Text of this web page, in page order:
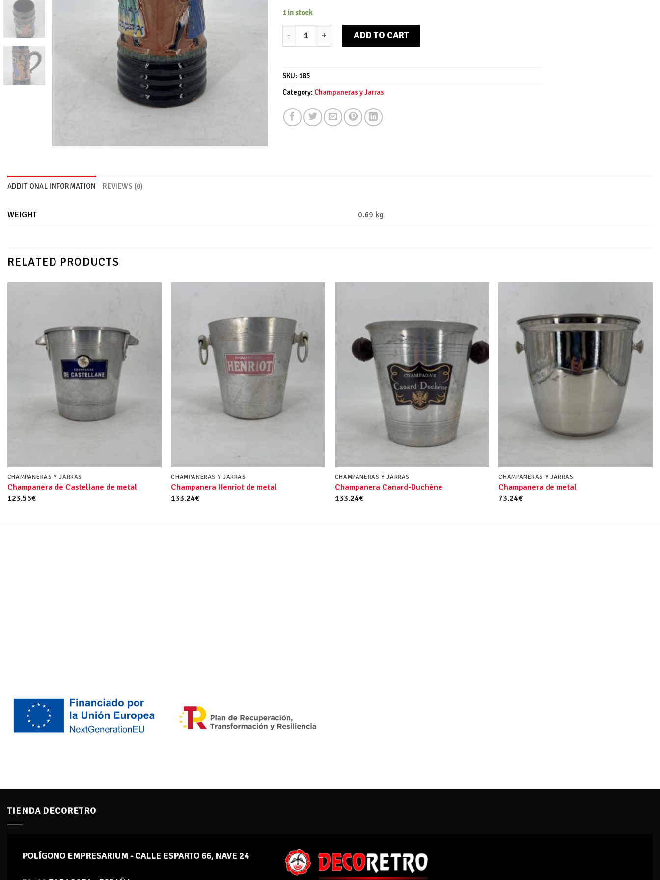
1 in stock
Jarra de pareja de cerámica quantity
ADD TO CART
SKU: 185
Category: Champaneras y Jarras
ADDITIONAL INFORMATION REVIEWS (0)
WEIGHT 0.69 kg
RELATED PRODUCTS
CHAMPANERAS Y JARRAS
Champanera de Castellane de metal
123.56€
CHAMPANERAS Y JARRAS
Champanera Henriot de metal
133.24€
CHAMPANERAS Y JARRAS
Champanera Canard-Duchène
133.24€
CHAMPANERAS Y JARRAS
Champanera de metal
73.24€
TIENDA DECORETRO
POLÍGONO EMPRESARIUM - CALLE ESPARTO 66, NAVE 24